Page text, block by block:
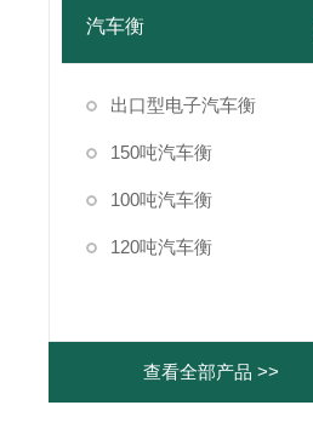
汽车衡
出口型电子汽车衡
150吨汽车衡
100吨汽车衡
120吨汽车衡
查看全部产品 >>